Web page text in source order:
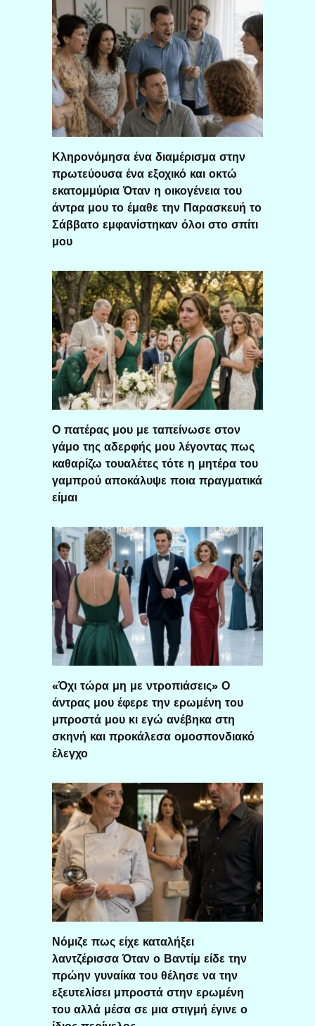
Κληρονόμησα ένα διαμέρισμα στην
πρωτεύουσα ένα εξοχικό και οκτώ
εκατομμύρια Όταν η οικογένεια του
άντρα μου το έμαθε την Παρασκευή το
Σάββατο εμφανίστηκαν όλοι στο σπίτι
μου
Ο πατέρας μου με ταπείνωσε στον
γάμο της αδερφής μου λέγοντας πως
καθαρίζω τουαλέτες τότε η μητέρα του
γαμπρού αποκάλυψε ποια πραγματικά
είμαι
«Όχι τώρα μη με ντροπιάσεις» Ο
άντρας μου έφερε την ερωμένη του
μπροστά μου κι εγώ ανέβηκα στη
σκηνή και προκάλεσα ομοσπονδιακό
έλεγχο
Νόμιζε πως είχε καταλήξει
λαντζέρισσα Όταν ο Βαντίμ είδε την
πρώην γυναίκα του θέλησε να την
εξευτελίσει μπροστά στην ερωμένη
του αλλά μέσα σε μια στιγμή έγινε ο